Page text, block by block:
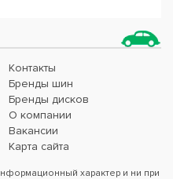
Контакты
Бренды шин
Бренды дисков
О компании
Вакансии
Карта сайта
характер и ни при